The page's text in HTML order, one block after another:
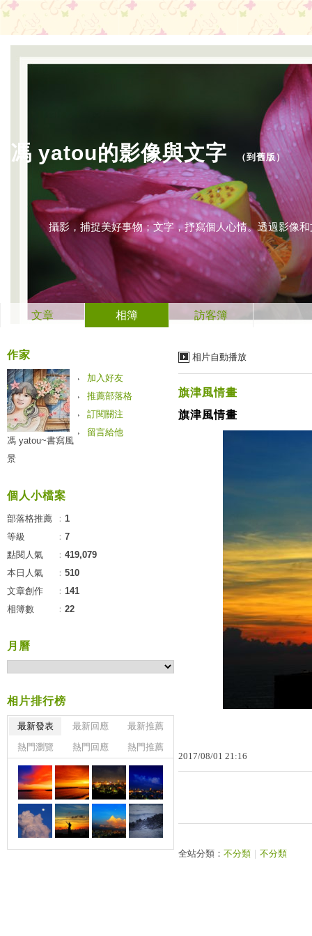
馮 yatou的影像與文字 （到舊版）
攝影，捕捉美好事物；文字，抒寫個人心情。透過影像
文章 相簿 訪客簿
相片自動播放
旗津風情畫
旗津風情畫
2017/08/01 21:16
全站分類： 不分類 不分類
作家
加入好友
推薦部落格
訂閱關注
留言給他
馮 yatou~書寫風
景
個人小檔案
部落格推薦 ： 1
等級
： 7
點閱人氣
： 419,079
本日人氣
： 510
文章創作
： 141
相簿數
： 22
月曆
相片排行榜
最新發表 最新回應
最新推薦
熱門瀏覽
熱門回應 熱門推薦